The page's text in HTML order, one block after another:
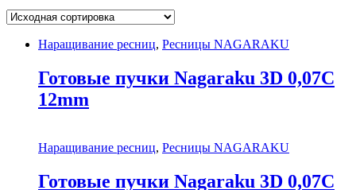
Наращивание ресниц, Ресницы NAGARAKU
Готовые пучки Nagaraku 3D 0,07C
12mm
Наращивание ресниц, Ресницы NAGARAKU
Готовые пучки Nagaraku 3D 0,07C